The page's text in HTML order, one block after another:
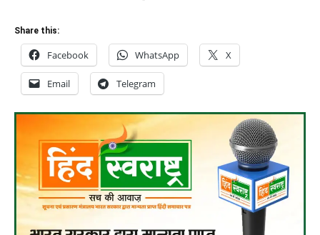
Share this:
Facebook WhatsApp X
Email Telegram